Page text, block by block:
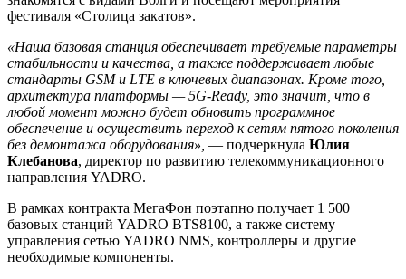
фестиваля «Столица закатов».
«Наша базовая станция обеспечивает требуемые параметры
стабильности и качества, а также поддерживает любые
стандарты GSM и LTE в ключевых диапазонах. Кроме того,
архитектура платформы — 5G-Ready, это значит, что в
любой момент можно будет обновить программное
обеспечение и осуществить переход к сетям пятого поколения
без демонтажа оборудования», — подчеркнула Юлия
Клебанова, директор по развитию телекоммуникационного
направления YADRO.
В рамках контракта МегаФон поэтапно получает 1 500
базовых станций YADRO BTS8100, а также систему
управления сетью YADRO NMS, контроллеры и другие
необходимые компоненты.